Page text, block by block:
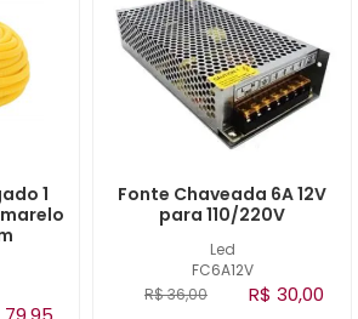
1
Led
FC6A12V
Fonte Chaveada 6A 12V
para 110/220V
R$ 36,00 R$ 30,00